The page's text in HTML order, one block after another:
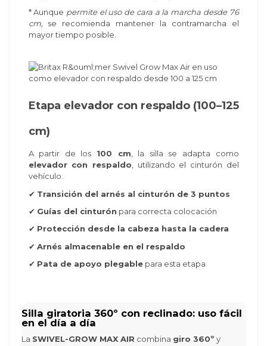
* Aunque permite el uso de cara a la marcha desde 76
cm,se recomienda mantener la contramarcha el
mayor tiempo posible.
Etapa elevador con respaldo (100–125
cm)
A partir de los 100 cm, la silla se adapta como
elevador con respaldo, utilizando el cinturón del
vehículo.
✔ Transición del arnés al cinturón de 3 puntos
✔ Guías del cinturón para correcta colocación
✔ Protección desde la cabeza hasta la cadera
✔ Arnés almacenable en el respaldo
✔ Pata de apoyo plegablepara esta etapa
Silla giratoria 360º con reclinado: uso fácil
en el día a día
La SWIVEL-GROW MAX AIR combina giro 360º y